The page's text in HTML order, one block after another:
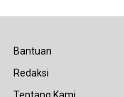
Bantuan
Redaksi